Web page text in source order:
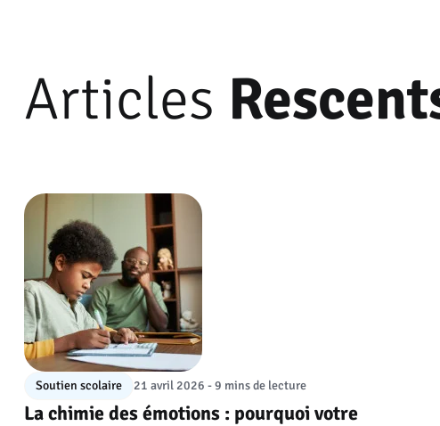
Articles
Soutien scolaire 21 avril 2026 - 9 mins de lecture
La chimie des émotions : pourquoi votre